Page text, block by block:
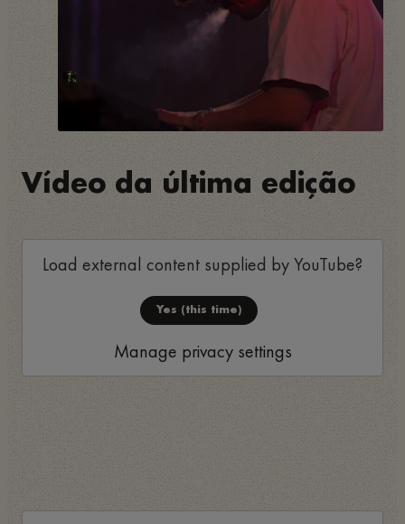
Vídeo da última edição
Load external content supplied byYouTube?
Yes (this time)
Manage privacy settings